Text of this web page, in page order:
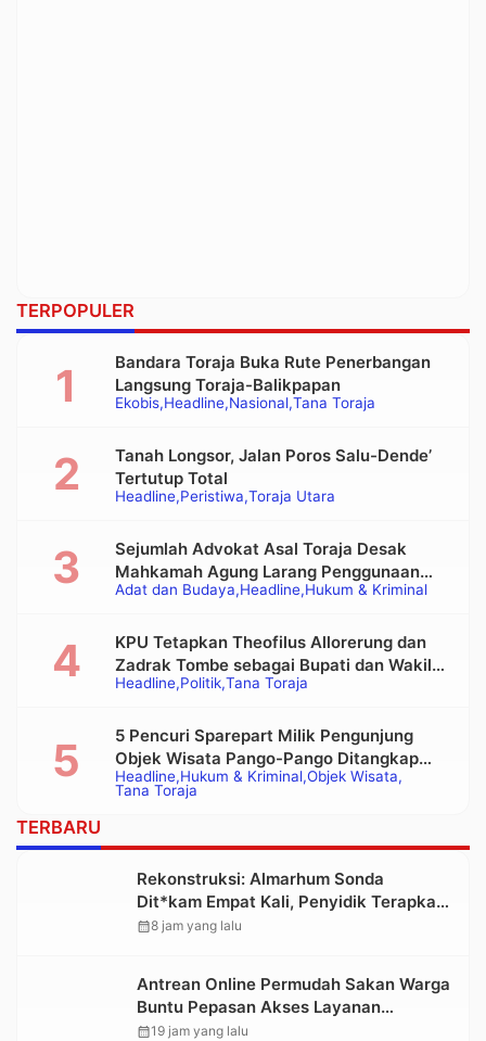
TERPOPULER
Ekobis Headline Nasional Tana Toraja
Bandara Toraja Buka Rute Penerbangan
Langsung Toraja-Balikpapan
Headline Peristiwa Toraja Utara
Tanah Longsor, Jalan Poros Salu-Dende’
Tertutup Total
Adat dan Budaya Headline Hukum & Kriminal
Sejumlah Advokat Asal Toraja Desak
Mahkamah Agung Larang Penggunaan
Alat Berat pada Eksekusi Rumah Adat
Headline Politik Tana Toraja
KPU Tetapkan Theofilus Allorerung dan
Zadrak Tombe sebagai Bupati dan Wakil
Bupati Tana Toraja Terpilih
Headline Hukum & Kriminal Objek Wisata
Tana Toraja
5 Pencuri Sparepart Milik Pengunjung
Objek Wisata Pango-Pango Ditangkap
Polisi
TERBARU
Rekonstruksi: Almarhum Sonda
Dit*kam Empat Kali, Penyidik Terapkan
Pasal Pembunuhan Berencana
calendar_month8 jam yang lalu
Antrean Online Permudah Sakan Warga
Buntu Pepasan Akses Layanan
Kesehatan Tanpa Hambatan
calendar_month19 jam yang lalu